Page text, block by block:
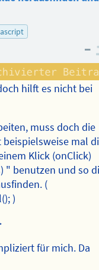
–
hilft es nicht bei
muss doch die
mal
Klick (onClick)
" benutzen und so
(
)
für mich. Da